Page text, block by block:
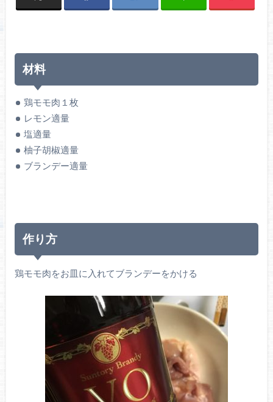
材料
鶏モモ肉１枚
レモン適量
塩適量
柚子胡椒適量
ブランデー適量
作り方
鶏モモ肉をお皿に入れてブランデーをかける